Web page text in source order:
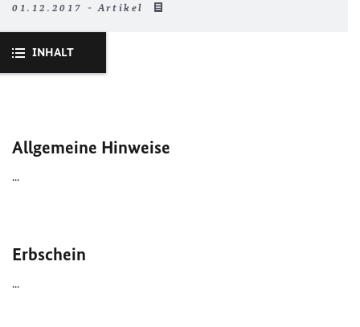
01.12.2017 - Artikel
INHALT
Allgemeine Hinweise
...
Erbschein
...